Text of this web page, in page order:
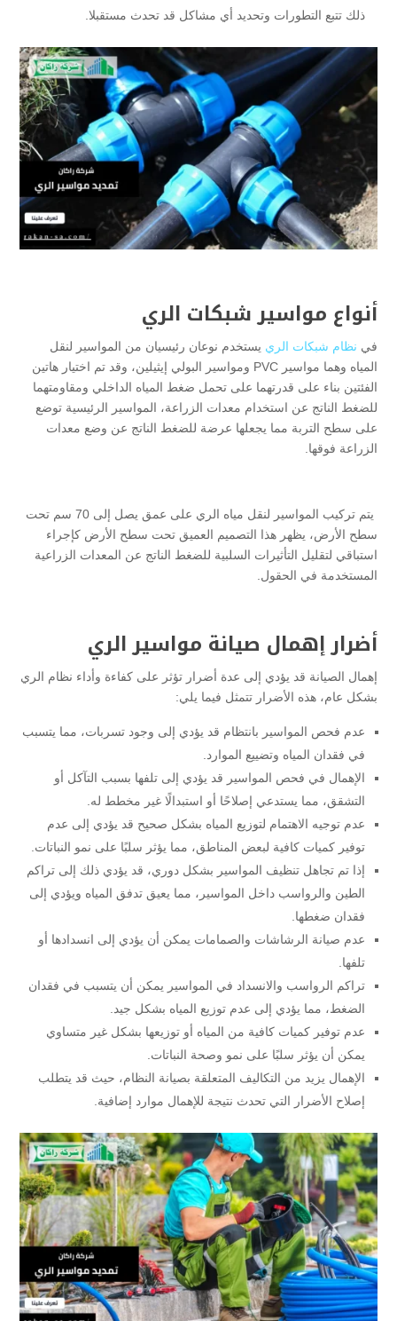
ذلك تتبع التطورات وتحديد أي مشاكل قد تحدث مستقبلا.
أنواع مواسير شبكات الري
في نظام شبكات الري يستخدم نوعان رئيسيان من المواسير لنقل
المياه وهما مواسير PVC ومواسير البولي إيثيلين، وقد تم اختيار هاتين
الفئتين بناء على قدرتهما على تحمل ضغط المياه الداخلي ومقاومتهما
للضغط الناتج عن استخدام معدات الزراعة، المواسير الرئيسية توضع
على سطح التربة مما يجعلها عرضة للضغط الناتج عن وضع معدات
الزراعة فوقها.
يتم تركيب المواسير لنقل مياه الري على عمق يصل إلى 70 سم تحت
سطح الأرض، يظهر هذا التصميم العميق تحت سطح الأرض كإجراء
استباقي لتقليل التأثيرات السلبية للضغط الناتج عن المعدات الزراعية
المستخدمة في الحقول.
أضرار إهمال صيانة مواسير الري
إهمال الصيانة قد يؤدي إلى عدة أضرار تؤثر على كفاءة وأداء نظام الري
بشكل عام، هذه الأضرار تتمثل فيما يلي:
عدم فحص المواسير بانتظام قد يؤدي إلى وجود تسربات، مما يتسبب
في فقدان المياه وتضييع الموارد.
الإهمال في فحص المواسير قد يؤدي إلى تلفها بسبب التآكل أو
التشقق، مما يستدعي إصلاحًا أو استبدالًا غير مخطط له.
عدم توجيه الاهتمام لتوزيع المياه بشكل صحيح قد يؤدي إلى عدم
توفير كميات كافية لبعض المناطق، مما يؤثر سلبًا على نمو النباتات.
إذا تم تجاهل تنظيف المواسير بشكل دوري، قد يؤدي ذلك إلى تراكم
الطين والرواسب داخل المواسير، مما يعيق تدفق المياه ويؤدي إلى
فقدان ضغطها.
عدم صيانة الرشاشات والصمامات يمكن أن يؤدي إلى انسدادها أو
تلفها.
تراكم الرواسب والانسداد في المواسير يمكن أن يتسبب في فقدان
الضغط، مما يؤدي إلى عدم توزيع المياه بشكل جيد.
عدم توفير كميات كافية من المياه أو توزيعها بشكل غير متساوي
يمكن أن يؤثر سلبًا على نمو وصحة النباتات.
الإهمال يزيد من التكاليف المتعلقة بصيانة النظام، حيث قد يتطلب
إصلاح الأضرار التي تحدث نتيجة للإهمال موارد إضافية.